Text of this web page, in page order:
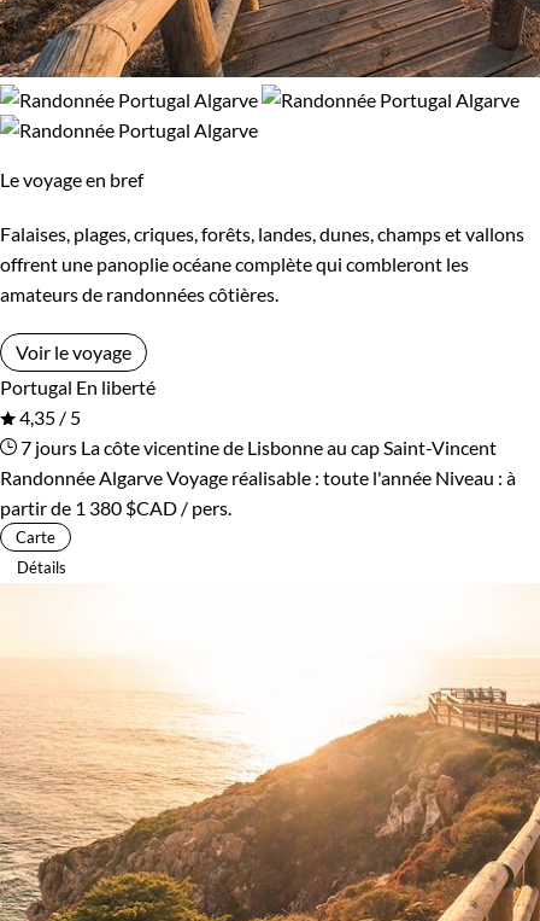
Le voyage en bref
Falaises, plages, criques, forêts, landes, dunes, champs et vallons
offrent une panoplie océane complète qui combleront les
amateurs de randonnées côtières.
Voir le voyage
Portugal En liberté
4,35 / 5
7 jours La côte vicentine de Lisbonne au cap Saint-Vincent
Randonnée AlgarveVoyage réalisable : toute l'année Niveau : à
partir de 1 380 $CAD / pers.
Carte
Détails